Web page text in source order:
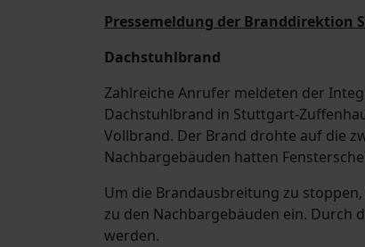
Pressemeldung der Branddirektion
Dachstuhlbrand
Zahlreiche Anrufer meldeten der
Dachstuhlbrand in Stuttgart-
Vollbrand. Der Brand drohte auf die
Nachbargebäuden hatten
Um die Brandausbreitung zu
zu den Nachbargebäuden ein. Durch
werden.